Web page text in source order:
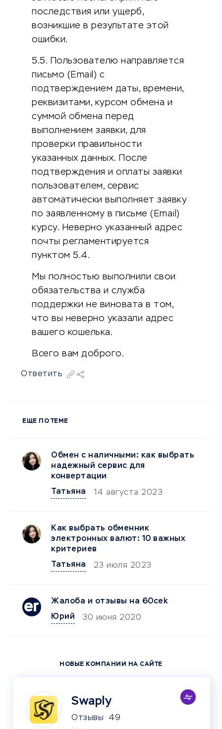
последствия или ущерб,
возникшие в результате этой
ошибки.
5.5. Пользователю направляется
письмо (Email) с
подтверждением даты, времени,
реквизитами, курсом обмена и
суммой обмена перед
выполнением заявки, для
проверки правильности
указанных данных. После
подтверждения и оплаты заявки
пользователем, сервис
автоматически выполняет заявку
по заявленному в письме (Email)
курсу. Неверно указанный адрес
почты регламентируется
пунктом 5.4.
Мы полностью выполнили свои
обязательства и служба
поддержки не виновата в том,
что вы неверно указали адрес
вашего кошелька.
Всего вам доброго.
Ответить
ЕЩЕ ПО ТЕМЕ
Обмен с наличными: как выбрать
надежный сервис для
конвертации
Татьяна
14 августа 2023
Как выбрать обменник
электронных валют: 10 важных
критериев
Татьяна
23 июля 2023
Жалоба и отзывы на 60cek
Юрий
30 июня 2020
НОВЫЕ КОМПАНИИ НА САЙТЕ
Swaply
Отзывы 49